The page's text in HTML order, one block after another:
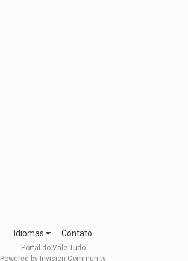
Idiomas Contato
Portal do Vale Tudo
Powered by Invision Community